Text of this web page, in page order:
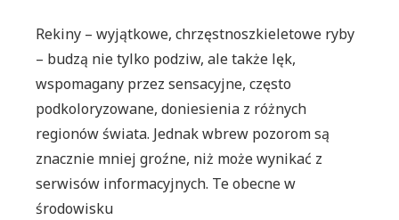
Rekiny – wyjątkowe, chrzęstnoszkieletowe ryby
– budzą nie tylko podziw, ale także lęk,
wspomagany przez sensacyjne, często
podkoloryzowane, doniesienia z różnych
regionów świata. Jednak wbrew pozorom są
znacznie mniej groźne, niż może wynikać z
serwisów informacyjnych. Te obecne w
środowisku